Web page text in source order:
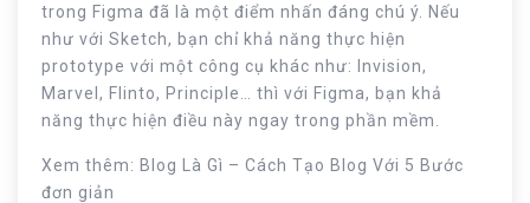
trong Figma đã là một điểm nhấn đáng chú ý. Nếu
như với Sketch, bạn chỉ khả năng thực hiện
prototype với một công cụ khác như: Invision,
Marvel, Flinto, Principle… thì với Figma, bạn khả
năng thực hiện điều này ngay trong phần mềm.
Xem thêm: Blog Là Gì – Cách Tạo Blog Với 5 Bước
đơn giản